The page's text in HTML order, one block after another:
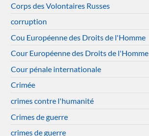
Corps des Volontaires Russes
corruption
Cou Européenne des Droits de l'Homme
Cour Européenne des Droits de l'Homme
Cour pénale internationale
Crimée
crimes contre l'humanité
Crimes de guerre
crimes de guerre